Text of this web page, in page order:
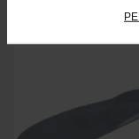
Pot fi utilizate in
unul dintre